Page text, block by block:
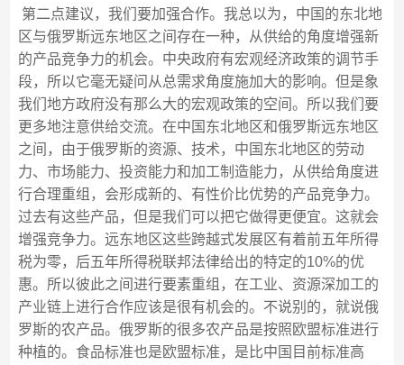
第二点建议，我们要加强合作。我总以为，中国的东北地
区与俄罗斯远东地区之间存在一种，从供给的角度增强新
的产品竞争力的机会。中央政府有宏观经济政策的调节手
段，所以它毫无疑问从总需求角度施加大的影响。但是象
我们地方政府没有那么大的宏观政策的空间。所以我们要
更多地注意供给交流。在中国东北地区和俄罗斯远东地区
之间，由于俄罗斯的资源、技术，中国东北地区的劳动
力、市场能力、投资能力和加工制造能力，从供给角度进
行合理重组，会形成新的、有性价比优势的产品竞争力。
过去有这些产品，但是我们可以把它做得更便宜。这就会
增强竞争力。远东地区这些跨越式发展区有着前五年所得
税为零，后五年所得税联邦法律给出的特定的10%的优
惠。所以彼此之间进行要素重组，在工业、资源深加工的
产业链上进行合作应该是很有机会的。不说别的，就说俄
罗斯的农产品。俄罗斯的很多农产品是按照欧盟标准进行
种植的。食品标准也是欧盟标准，是比中国目前标准高